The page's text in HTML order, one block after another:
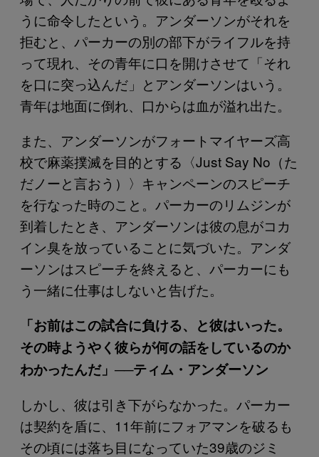
うに命令したという。アンダーソンがそれを
拒むと、パーカーの別の部下がライフルを持
って現れ、その青年に口を開けさせて「それ
を口に突っ込んだ」とアンダーソンはいう。
青年は地面に倒れ、口からは血が溢れ出た。
また、アンダーソンがフォートマイヤーズ高
校で麻薬撲滅を目的とする〈Just Say No（た
だノーと言おう）〉キャンペーンのスピーチ
を行なった時のこと。パーカーのリムジンが
到着したとき、アンダーソンは彼の息がコカ
イン臭を放っていることに気づいた。アンダ
ーソンはスピーチを終えると、パーカーにも
う一緒に仕事はしないと告げた。
「お前はこの試合に負ける、と彼はいった。
その時ようやく彼らが何の話をしているのか
わかったんだ」──ティム・アンダーソン
しかし、彼は引き下がらなかった。パーカー
は契約を盾に、11年前にフォアマンを破るも
その頃には落ち目になっていた39歳のジミ